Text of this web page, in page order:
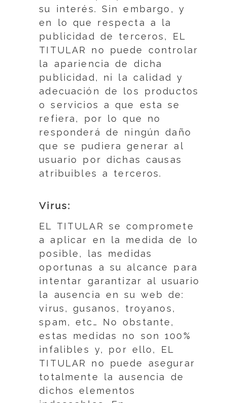
su interés. Sin embargo, y
en lo que respecta a la
publicidad de terceros, EL
TITULAR no puede controlar
la apariencia de dicha
publicidad, ni la calidad y
adecuación de los productos
o servicios a que esta se
refiera, por lo que no
responderá de ningún daño
que se pudiera generar al
usuario por dichas causas
atribuibles a terceros.
Virus:
EL TITULAR se compromete
a aplicar en la medida de lo
posible, las medidas
oportunas a su alcance para
intentar garantizar al usuario
la ausencia en su web de:
virus, gusanos, troyanos,
spam, etc… No obstante,
estas medidas no son 100%
infalibles y, por ello, EL
TITULAR no puede asegurar
totalmente la ausencia de
dichos elementos